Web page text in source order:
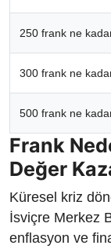
250 frank ne
300 frank ne
500 frank ne
Frank
Değer
Küresel kriz
İsviçre Merkez
enflasyon ve